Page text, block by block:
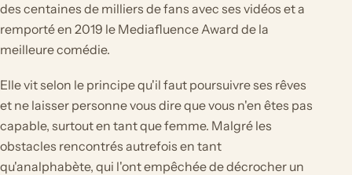
des centaines de milliers de fans avec ses vidéos et a
remporté en 2019 le Mediafluence Award de la
meilleure comédie.
Elle vit selon le principe qu'il faut poursuivre ses rêves
et ne laisser personne vous dire que vous n'en êtes pas
capable, surtout en tant que femme. Malgré les
obstacles rencontrés autrefois en tant
qu'analphabète, qui l'ont empêchée de décrocher un